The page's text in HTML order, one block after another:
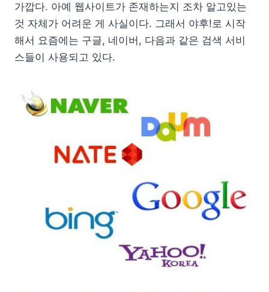
가깝다. 아예 웹사이트가 존재하는지 조차 알고있는
것 자체가 어려운 게 사실이다. 그래서 야후!로 시작
해서 요즘에는 구글, 네이버, 다음과 같은 검색 서비
스들이 사용되고 있다.